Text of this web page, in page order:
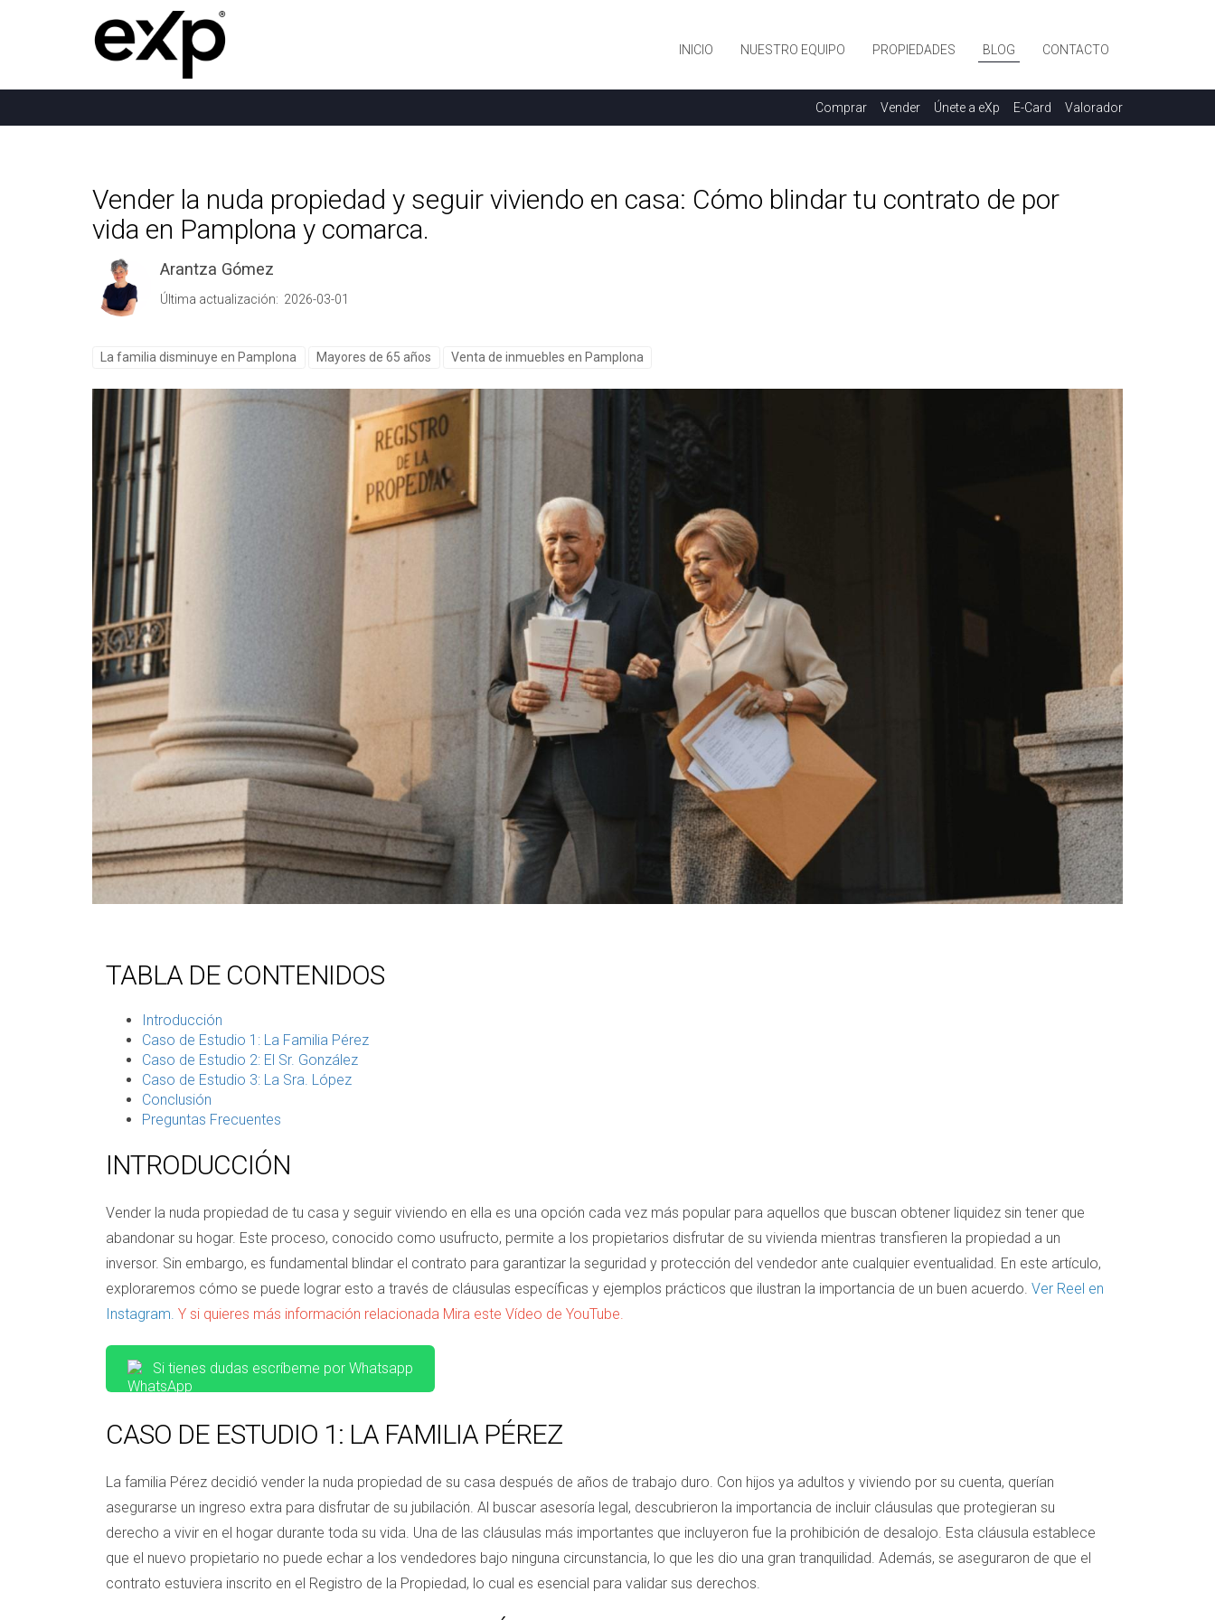
INICIO NUESTRO EQUIPO PROPIEDADES BLOG CONTACTO
Comprar Vender Únete a eXp E-Card Valorador
Vender la nuda propiedad y seguir viviendo en casa: Cómo blindar tu contrato de por
vida en Pamplona y comarca.
Arantza Gómez
Última actualización: 2026-03-01
La familia disminuye en Pamplona Mayores de 65 años Venta de inmuebles en Pamplona
TABLA DE CONTENIDOS
Introducción
Caso de Estudio 1: La Familia Pérez
Caso de Estudio 2: El Sr. González
Caso de Estudio 3: La Sra. López
Conclusión
Preguntas Frecuentes
INTRODUCCIÓN
Vender la nuda propiedad de tu casa y seguir viviendo en ella es una opción cada vez más popular para aquellos que buscan obtener liquidez sin tener que
abandonar su hogar. Este proceso, conocido como usufructo, permite a los propietarios disfrutar de su vivienda mientras transfieren la propiedad a un
inversor. Sin embargo, es fundamental blindar el contrato para garantizar la seguridad y protección del vendedor ante cualquier eventualidad. En este artículo,
exploraremos cómo se puede lograr esto a través de cláusulas específicas y ejemplos prácticos que ilustran la importancia de un buen acuerdo. Ver Reel en
Instagram. Y si quieres más información relacionada Mira este Vídeo de YouTube.
Si tienes dudas escríbeme por Whatsapp
CASO DE ESTUDIO 1: LA FAMILIA PÉREZ
La familia Pérez decidió vender la nuda propiedad de su casa después de años de trabajo duro. Con hijos ya adultos y viviendo por su cuenta, querían
asegurarse un ingreso extra para disfrutar de su jubilación. Al buscar asesoría legal, descubrieron la importancia de incluir cláusulas que protegieran su
derecho a vivir en el hogar durante toda su vida. Una de las cláusulas más importantes que incluyeron fue la prohibición de desalojo. Esta cláusula establece
que el nuevo propietario no puede echar a los vendedores bajo ninguna circunstancia, lo que les dio una gran tranquilidad. Además, se aseguraron de que el
contrato estuviera inscrito en el Registro de la Propiedad, lo cual es esencial para validar sus derechos.